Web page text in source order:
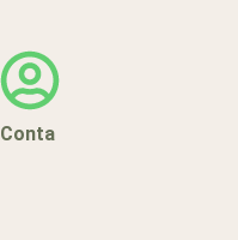
Conta